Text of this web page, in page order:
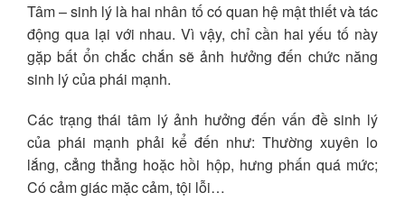
Tâm – sinh lý là hai nhân tố có quan hệ mật thiết và tác
động qua lại với nhau. Vì vậy, chỉ cần hai yếu tố này
gặp bất ổn chắc chắn sẽ ảnh hưởng đến chức năng
sinh lý của phái mạnh.
Các trạng thái tâm lý ảnh hưởng đến vấn đề sinh lý
của phái mạnh phải kể đến như: Thường xuyên lo
lắng, cẳng thẳng hoặc hồi hộp, hưng phấn quá mức;
Có cảm giác mặc cảm, tội lỗi…